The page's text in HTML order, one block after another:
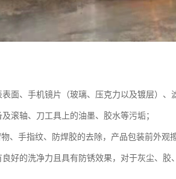
面、手机镜片（玻璃、压克力以及镀层）、
滚轴、刀工具上的油墨、胶水等污垢；
、手指纹、防焊胶的去除，产品包装前外观
好的洗净力且具有防锈效果，对于灰尘、胶